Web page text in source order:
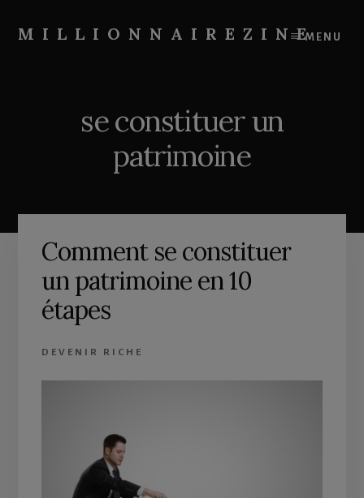
content
primary
MILLIONNAIREZINEMENU
se constituer un
patrimoine
Comment se constituer
un patrimoine en 10
étapes
DEVENIR RICHE